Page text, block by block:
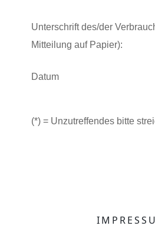
Unterschrift des/der
Mitteilung auf Papier):
Datum
(*) = Unzutreffendes bitte